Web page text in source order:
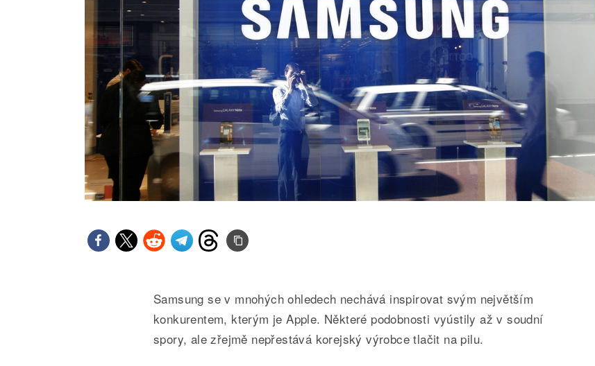
Samsung se v mnohých ohledech nechává inspirovat svým největším
konkurentem, kterým je Apple. Některé podobnosti vyústily až v soudní
spory, ale zřejmě nepřestává korejský výrobce tlačit na pilu.